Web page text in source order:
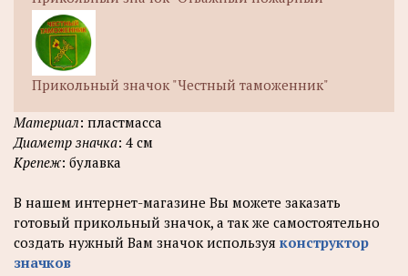
Прикольный значок "Честный таможенник"
Материал: пластмасса
Диаметр значка: 4 см
Крепеж: булавка
В нашем интернет-магазине Вы можете заказать
готовый прикольный значок, а так же самостоятельно
создать нужный Вам значок используя конструктор
значков